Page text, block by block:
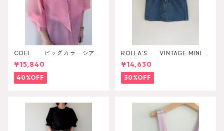
COEL ビッグカラーシアー
シャツ
¥15,840
40%OFF
ROLLA'S VINTAGE MINI D
AZZLER
¥14,630
30%OFF